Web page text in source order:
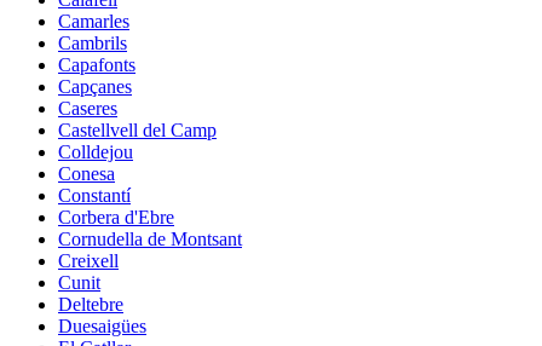
Camarles
Cambrils
Capafonts
Capçanes
Caseres
Castellvell del Camp
Colldejou
Conesa
Constantí
Corbera d'Ebre
Cornudella de Montsant
Creixell
Cunit
Deltebre
Duesaigües